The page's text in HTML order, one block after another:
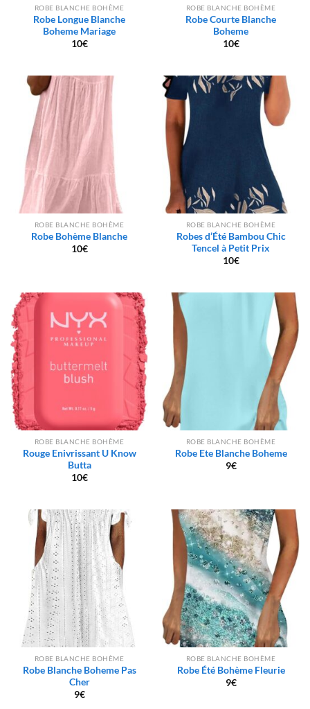
ROBE BLANCHE BOHÈME
Robe Longue Blanche
Boheme Mariage
10€
ROBE BLANCHE BOHÈME
Robe Courte Blanche
Boheme
10€
ROBE BLANCHE BOHÈME
Robe Bohème Blanche
10€
ROBE BLANCHE BOHÈME
Robes d’Été Bambou Chic
Tencel à Petit Prix
10€
ROBE BLANCHE BOHÈME
Rouge Enivrissant U Know
Butta
10€
ROBE BLANCHE BOHÈME
Robe Ete Blanche Boheme
9€
ROBE BLANCHE BOHÈME
Robe Blanche Boheme Pas
Cher
9€
ROBE BLANCHE BOHÈME
Robe Été Bohème Fleurie
9€